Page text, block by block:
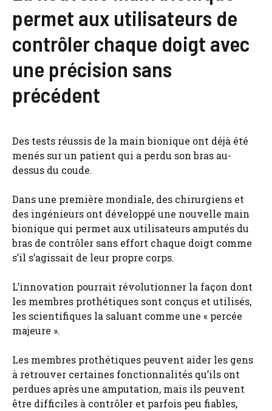
permet aux utilisateurs de
contrôler chaque doigt avec
une précision sans
précédent
Des tests réussis de la main bionique ont déjà été
menés sur un patient qui a perdu son bras au-
dessus du coude.
Dans une première mondiale, des chirurgiens et
des ingénieurs ont développé une nouvelle main
bionique qui permet aux utilisateurs amputés du
bras de contrôler sans effort chaque doigt comme
s’il s’agissait de leur propre corps.
L’innovation pourrait révolutionner la façon dont
les membres prothétiques sont conçus et utilisés,
les scientifiques la saluant comme une « percée
majeure ».
Les membres prothétiques peuvent aider les gens
à retrouver certaines fonctionnalités qu’ils ont
perdues après une amputation, mais ils peuvent
être difficiles à contrôler et parfois peu fiables,